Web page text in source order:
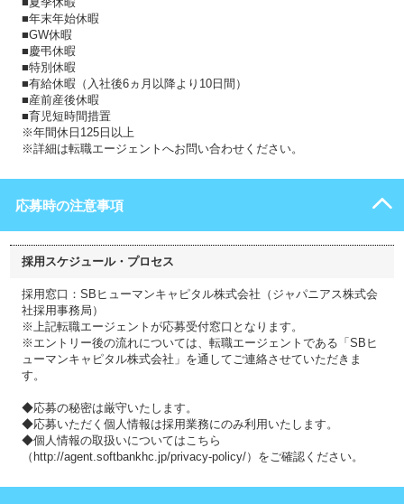
■年末年始休暇
■GW休暇
■慶弔休暇
■特別休暇
■有給休暇（入社後6ヵ月以降より10日間）
■産前産後休暇
■育児短時間措置
※年間休日125日以上
※詳細は転職エージェントへお問い合わせください。
応募時の注意事項
採用スケジュール・プロセス
採用窓口：SBヒューマンキャピタル株式会社（ジャパニアス株式会
社採用事務局）
※上記転職エージェントが応募受付窓口となります。
※エントリー後の流れについては、転職エージェントである「SBヒ
ューマンキャピタル株式会社」を通してご連絡させていただきま
す。
◆応募の秘密は厳守いたします。
◆応募いただく個人情報は採用業務にのみ利用いたします。
◆個人情報の取扱いについてはこちら
（http://agent.softbankhc.jp/privacy-policy/）をご確認ください。